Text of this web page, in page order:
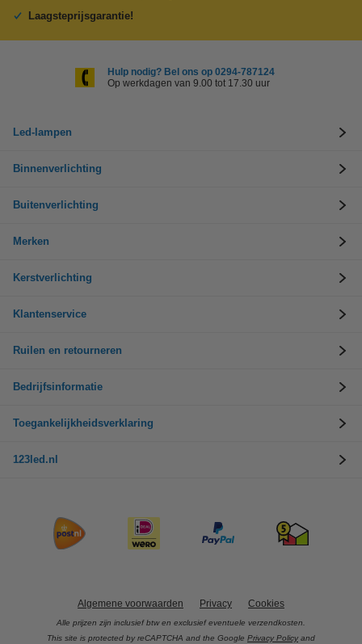
Laagsteprijsgarantie!
Hulp nodig? Bel ons op 0294-787124
Op werkdagen van 9.00 tot 17.30 uur
Led-lampen
Binnenverlichting
Buitenverlichting
Merken
Kerstverlichting
Klantenservice
Ruilen en retourneren
Bedrijfsinformatie
Toegankelijkheidsverklaring
123led.nl
Algemene voorwaarden Privacy Cookies
Alle prijzen zijn inclusief btw en exclusief eventuele verzendkosten.
This site is protected by reCAPTCHA and the Google Privacy Policy and